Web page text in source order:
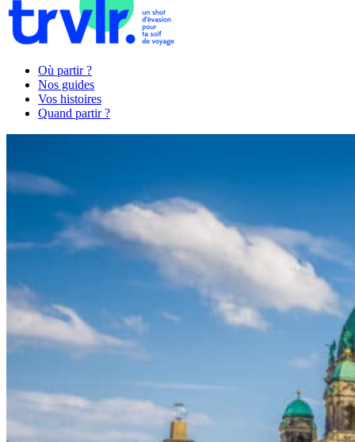
Où partir ?
Nos guides
Vos histoires
Quand partir ?